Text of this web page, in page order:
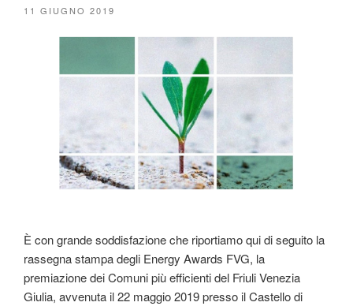
PUBBLICATO
11 GIUGNO 2019
È con grande soddisfazione che riportiamo qui di seguito la
rassegna stampa degli Energy Awards FVG, la
premiazione dei Comuni più efficienti del Friuli Venezia
Giulia, avvenuta il 22 maggio 2019 presso il Castello di